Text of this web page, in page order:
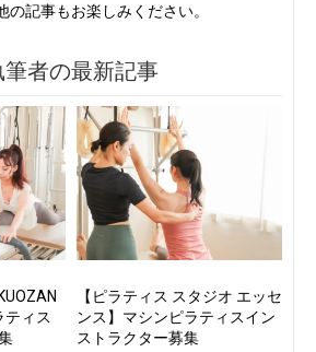
の記事もお楽しみください。
筆者の最新記事
ティス
【ピラティス スタジオ エッセ
ンス】マシンピラティスイン
ストラクター募集